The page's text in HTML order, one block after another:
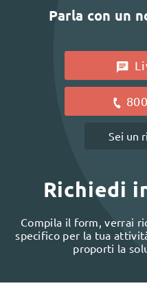
Parla con un
Sei un
Richiedi
Compila il form, verrai
specifico per la tua
proporti la